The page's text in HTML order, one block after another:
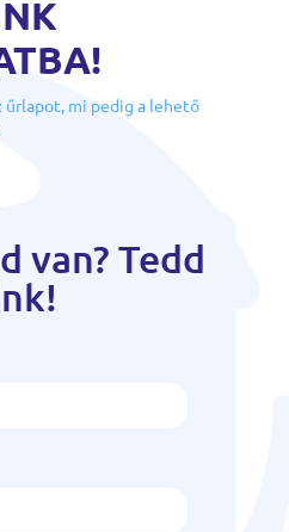
űrlapot, mi pedig a lehető
van? Tedd